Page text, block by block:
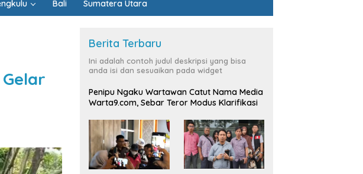
Bali Sumatera Utara
Berita Terbaru
Ini adalah contoh judul deskripsi yang bisa
anda isi dan sesuaikan pada widget
Penipu Ngaku Wartawan Catut Nama Media
Warta9.com, Sebar Teror Modus Klarifikasi